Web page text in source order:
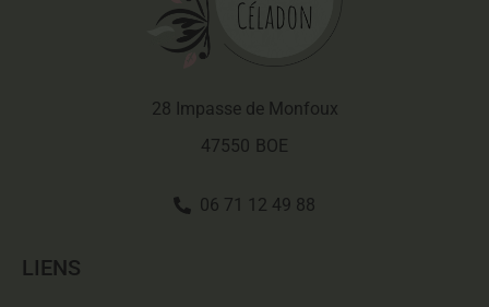
28 Impasse de Monfoux
47550 BOE
06 71 12 49 88
LIENS